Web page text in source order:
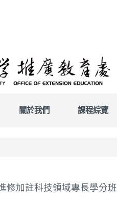
關於我們 課程綜覽
修加註科技領域專長學分班